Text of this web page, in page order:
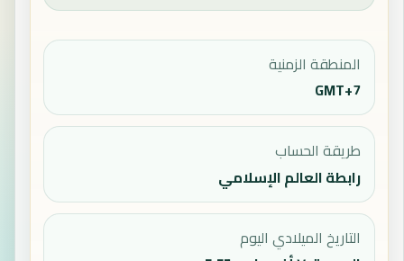
المنطقة الزمنية
GMT+7
طريقة الحساب
رابطة العالم الإسلامي
التاريخ الميلادي اليوم